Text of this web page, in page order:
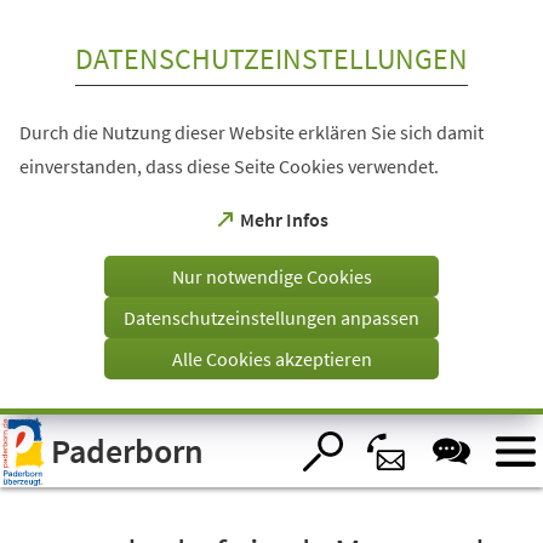
Visuelle
Assistenzsoftware
öffnen.
DATENSCHUTZEINSTELLUNGEN
Durch die Nutzung dieser Website erklären Sie sich damit
einverstanden, dass diese Seite Cookies verwendet.
Mehr Infos
(Öffnet
einem
Tab)
Nur notwendige Cookies
Datenschutzeinstellungen anpassen
Alle Cookies akzeptieren
Paderborn